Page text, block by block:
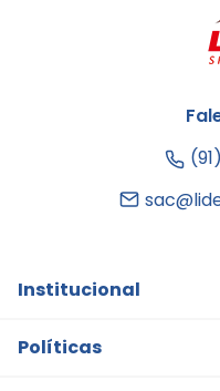
Institucional
Quem somos
Políticas